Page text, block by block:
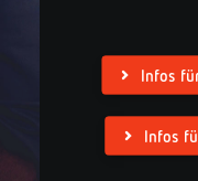
Infos
Infos